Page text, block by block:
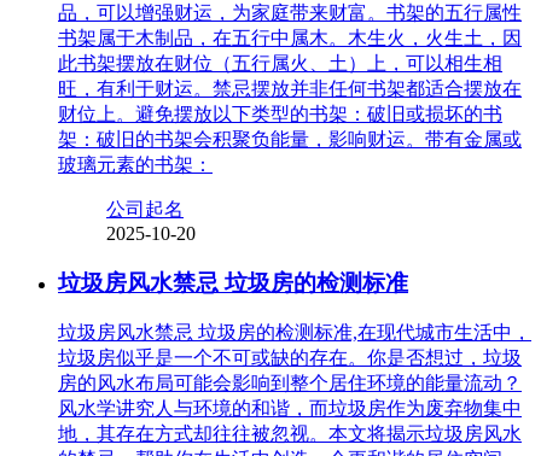
品，可以增强财运，为家庭带来财富。书架的五行属性
书架属于木制品，在五行中属木。木生火，火生土，因
此书架摆放在财位（五行属火、土）上，可以相生相
旺，有利于财运。禁忌摆放并非任何书架都适合摆放在
财位上。避免摆放以下类型的书架：破旧或损坏的书
架：破旧的书架会积聚负能量，影响财运。带有金属或
玻璃元素的书架：
公司起名
2025-10-20
垃圾房风水禁忌 垃圾房的检测标准
垃圾房风水禁忌 垃圾房的检测标准,在现代城市生活中，
垃圾房似乎是一个不可或缺的存在。你是否想过，垃圾
房的风水布局可能会影响到整个居住环境的能量流动？
风水学讲究人与环境的和谐，而垃圾房作为废弃物集中
地，其存在方式却往往被忽视。本文将揭示垃圾房风水